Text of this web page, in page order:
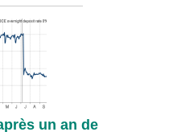
un an de